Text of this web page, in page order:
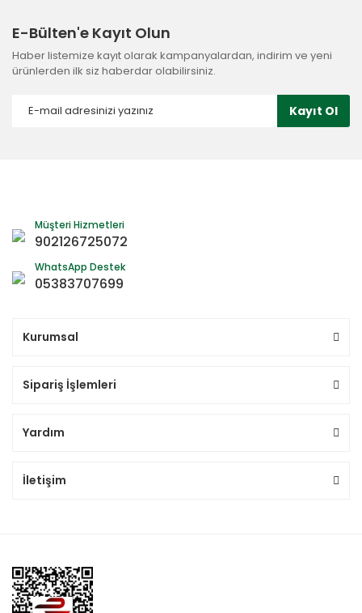
E-Bülten'e Kayıt Olun
Haber listemize kayıt olarak kampanyalardan, indirim ve yeni
ürünlerden ilk siz haberdar olabilirsiniz.
Kayıt Ol
Müşteri Hizmetleri
902126725072
WhatsApp Destek
05383707699
Kurumsal
Sipariş İşlemleri
Yardım
İletişim